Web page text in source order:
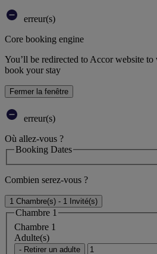
erreur(s)
Core booking engine
You’ll be redirected to Accor website
book your stay
Fermer la fenêtre
erreur(s)
Où allez-vous ?
Booking Dates
Combien serez-vous ?
1 Chambre(s) - 1 Invité(s)
Chambre 1
Chambre 1
Adulte(s)
- Retirer un adulte